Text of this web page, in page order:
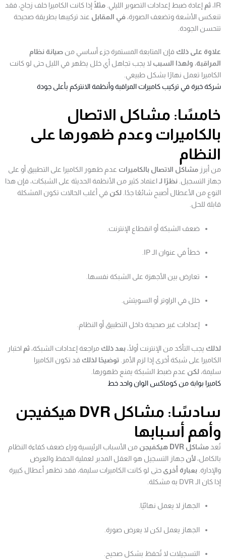
IR، ثم إعادة ضبط إعدادات التصوير الليلي. مثلًا إذا كانت الكاميرا خلف زجاج، فقد
تنعكس الأشعة وتضعف الصورة، في المقابل عند تركيبها بطريقة صحيحة
تتحسن الجودة.
علاوة على ذلك فإن المتابعة المستمرة جزء أساسي من صيانة نظام
المراقبة، ولهذا السبب لا يجب تجاهل أي خلل يظهر في الليل حتى لو كانت
الكاميرا تعمل نهارًا بشكل طبيعي.
شركة خبرة في تركيب كاميرات المراقبة وأنظمة الانتركم بأعلى جودة
خامسًا: مشاكل الاتصال
بالكاميرات وعدم ظهورها على
النظام
من أبرز مشاكل الاتصال بالكاميرات عدم ظهور الكاميرا على التطبيق أو على
جهاز التسجيل. نظرًا لـ اعتماد كثير من الأنظمة الحديثة على الشبكات، فإن هذا
النوع من الأعطال أصبح شائعًا جدًا. لكن في أغلب الحالات تكون المشكلة
قابلة للحل.
ضعف الشبكة أو انقطاع الإنترنت.
خطأ في عنوان الـ IP.
تعارض بين الأجهزة على الشبكة نفسها.
خلل في الراوتر أو السويتش.
إعدادات غير صحيحة داخل التطبيق أو النظام.
لذلك يجب التأكد من الإنترنت أولًا، بعد ذلك مراجعة إعدادات الشبكة، ثم اختبار
الكاميرا على شبكة أخرى إذا لزم الأمر. توضيحًا لذلك قد تكون الكاميرا
سليمة، لكن عدم ضبط الشبكة يمنع ظهورها.
كاميرا بوابة من كوماكس الوان واحد خط
سادسًا: مشاكل DVR هيكفيجن
وأهم أسبابها
تُعد مشاكل DVR هيكفيجن
من الأسباب الرئيسية وراء ضعف كفاءة النظام
بالكامل، لأن جهاز التسجيل هو العقل المدبر لعملية الحفظ والعرض
والإدارة. بعبارة أخرى حتى لو كانت الكاميرات سليمة، فقد تظهر أعطال كبيرة
إذا كان الـ DVR به مشكلة.
الجهاز لا يعمل نهائيًا.
الجهاز يعمل لكن لا يعرض صورة.
التسجيلات لا تُحفظ بشكل صحيح.